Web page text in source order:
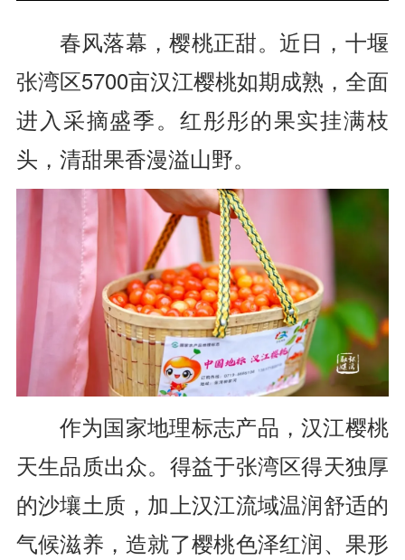
春风落幕，樱桃正甜。近日，十堰
张湾区5700亩汉江樱桃如期成熟，全面
进入采摘盛季。红彤彤的果实挂满枝
头，清甜果香漫溢山野。
作为国家地理标志产品，汉江樱桃
天生品质出众。得益于张湾区得天独厚
的沙壤土质，加上汉江流域温润舒适的
气候滋养，造就了樱桃色泽红润、果形